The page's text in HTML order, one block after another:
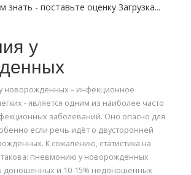
- поставьте оценку Загрузка...
у
новорожденных – инфекционное
- является одним из наиболее часто
заболеваний. Оно опасно для
если речь идёт о двусторонней
К сожалению, статистика на
пневмонию у новорожденных
доношенных и 10-15% недоношенных